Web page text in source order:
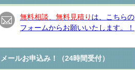
無料相談、無料見積り は、こちらの
フォームからお願いいたします。！
メールお申込み！（24時間受付）